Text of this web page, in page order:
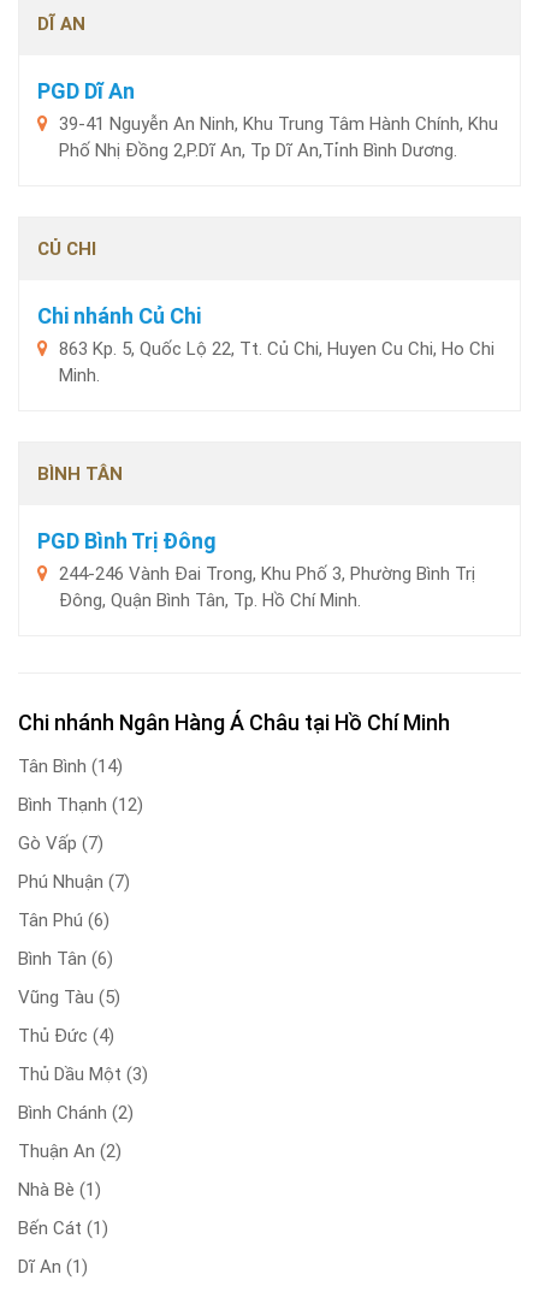
DĨ AN
PGD Dĩ An
39-41 Nguyễn An Ninh, Khu Trung Tâm Hành Chính, Khu
Phố Nhị Đồng 2,P.Dĩ An, Tp Dĩ An,Tỉnh Bình Dương.
CỦ CHI
Chi nhánh Củ Chi
863 Kp. 5, Quốc Lộ 22, Tt. Củ Chi, Huyen Cu Chi, Ho Chi
Minh.
BÌNH TÂN
PGD Bình Trị Đông
244-246 Vành Đai Trong, Khu Phố 3, Phường Bình Trị
Đông, Quận Bình Tân, Tp. Hồ Chí Minh.
Chi nhánh Ngân Hàng Á Châu tại Hồ Chí Minh
Tân Bình (14)
Bình Thạnh (12)
Gò Vấp (7)
Phú Nhuận (7)
Tân Phú (6)
Bình Tân (6)
Vũng Tàu (5)
Thủ Đức (4)
Thủ Dầu Một (3)
Bình Chánh (2)
Thuận An (2)
Nhà Bè (1)
Bến Cát (1)
Dĩ An (1)